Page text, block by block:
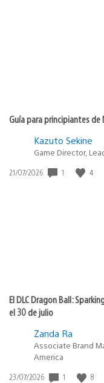
Guía para principiantes de
Kazuto Sekine
Game Director,
Fecha
21/07/2026 1 4
El DLC Dragon Ball:
el 30 de julio
Zanda Ra
Associate Brand
America
Fecha
23/07/2026 1 8